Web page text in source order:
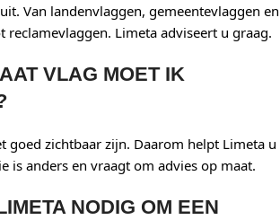
Van landenvlaggen, gemeentevlaggen en
reclamevlaggen. Limeta adviseert u graag.
VLAG MOET IK
goed zichtbaar zijn. Daarom helpt Limeta u
is anders en vraagt om advies op maat.
NODIG OM EEN